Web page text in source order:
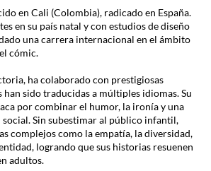
en Cali (Colombia), radicado en España.
en su país natal y con estudios de diseño
una carrera internacional en el ámbito
cómic.
ha colaborado con prestigiosas
han sido traducidas a múltiples idiomas. Su
por combinar el humor, la ironía y una
Sin subestimar al público infantil,
complejos como la empatía, la diversidad,
logrando que sus historias resuenen
adultos.